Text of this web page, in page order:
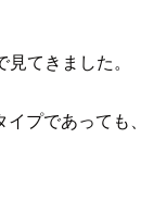
てきました。
プであっても